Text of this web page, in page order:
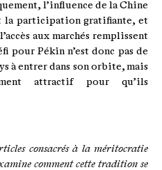
l’influence de la Chine
la participation gratifiante, et
aux marchés remplissent
pour Pékin n’est donc pas de
à entrer dans son orbite, mais
attractif pour qu’ils
consacrés à la méritocratie
comment cette tradition se